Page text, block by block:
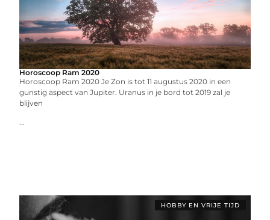
Horoscoop Ram 2020
Horoscoop Ram 2020 Je Zon is tot 11 augustus 2020 in een
gunstig aspect van Jupiter. Uranus in je bord tot 2019 zal je
blijven
...
HOBBY EN VRIJE TIJD